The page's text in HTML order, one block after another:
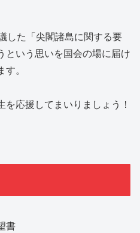
した「尖閣諸島に関する要
という思いを国会の場に届け
。
応援してまいりましょう！
書